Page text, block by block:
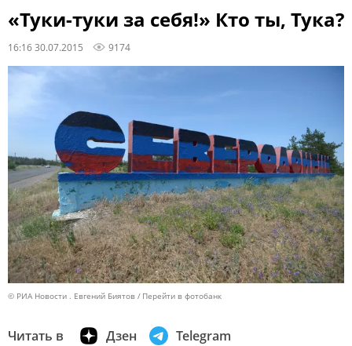
«Туки-туки за себя!» Кто ты, Тука?
16:16 30.07.2015 9174
© РИА Новости . Евгений Биятов Перейти в фотобанк
Читать в Дзен Telegram